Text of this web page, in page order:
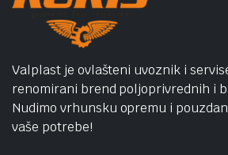
Valplast je ovlašteni uvoznik i
renomirani brend poljoprivrednih i
Nudimo vrhunsku opremu i
vaše potrebe!